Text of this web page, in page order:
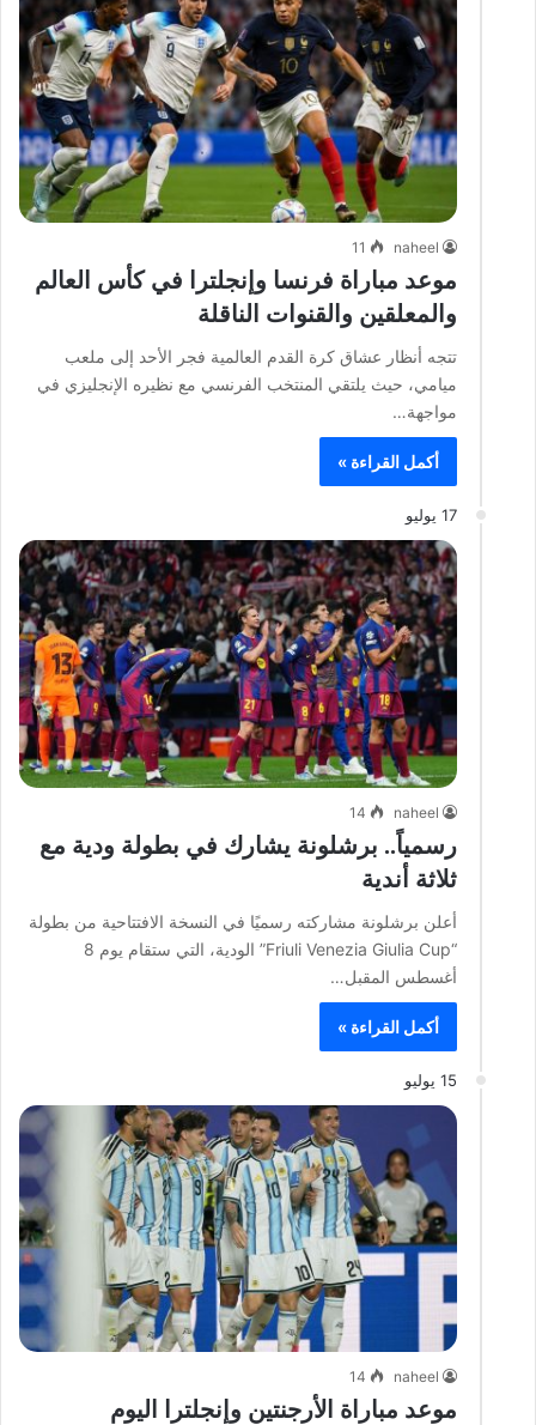
naheel
11
موعد مباراة فرنسا وإنجلترا في كأس العالم
والمعلقين والقنوات الناقلة
تتجه أنظار عشاق كرة القدم العالمية فجر الأحد إلى ملعب
ميامي، حيث يلتقي المنتخب الفرنسي مع نظيره الإنجليزي في
مواجهة…
أكمل القراءة »
17 يوليو
naheel
14
رسمياً.. برشلونة يشارك في بطولة ودية مع
ثلاثة أندية
أعلن برشلونة مشاركته رسميًا في النسخة الافتتاحية من بطولة
“Friuli Venezia Giulia Cup” الودية، التي ستقام يوم 8
أغسطس المقبل…
أكمل القراءة »
15 يوليو
naheel
14
موعد مباراة الأرجنتين وإنجلترا اليوم